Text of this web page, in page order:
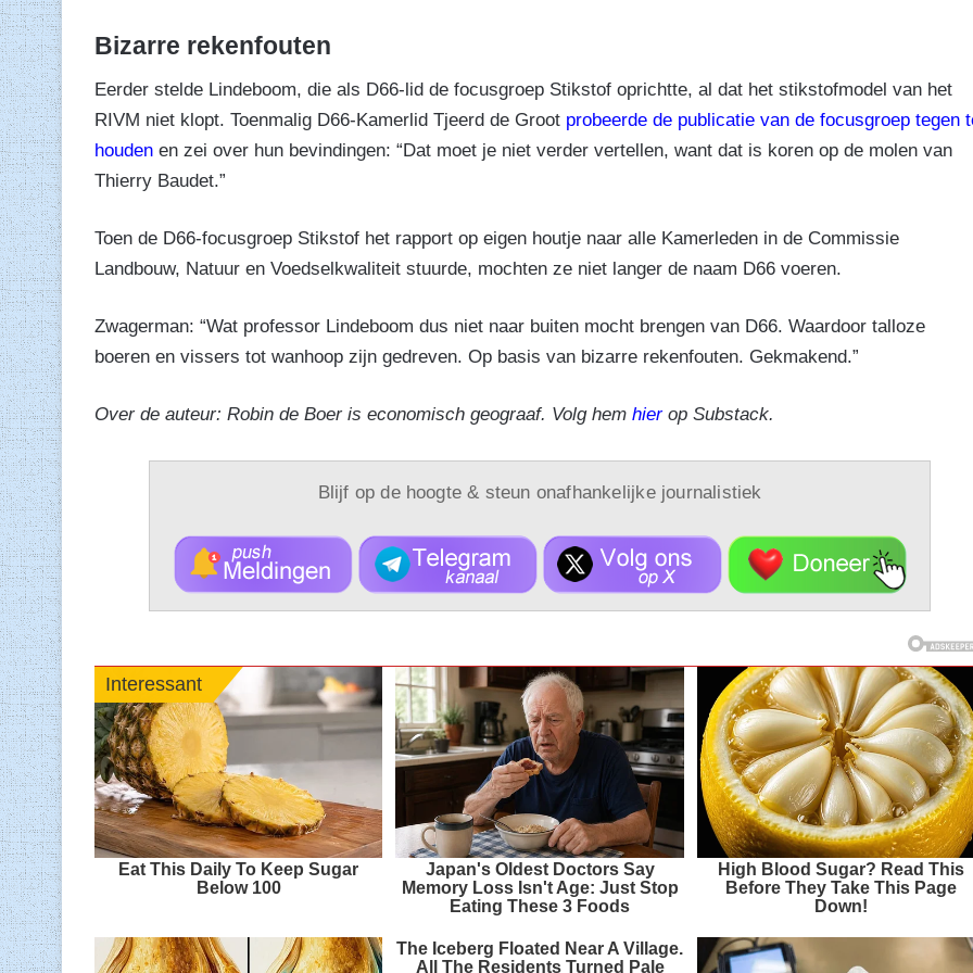
Bizarre rekenfouten
Eerder stelde Lindeboom, die als D66-lid de focusgroep Stikstof oprichtte, al dat het stikstofmodel van het
RIVM niet klopt. Toenmalig D66-Kamerlid Tjeerd de Groot probeerde de publicatie van de focusgroep tegen
houden en zei over hun bevindingen: “Dat moet je niet verder vertellen, want dat is koren op de molen van
Thierry Baudet.”
Toen de D66-focusgroep Stikstof het rapport op eigen houtje naar alle Kamerleden in de Commissie
Landbouw, Natuur en Voedselkwaliteit stuurde, mochten ze niet langer de naam D66 voeren.
Zwagerman: “Wat professor Lindeboom dus niet naar buiten mocht brengen van D66. Waardoor talloze
boeren en vissers tot wanhoop zijn gedreven. Op basis van bizarre rekenfouten. Gekmakend.”
Over de auteur: Robin de Boer is economisch geograaf. Volg hem hierop Substack.
Blijf op de hoogte & steun onafhankelijke journalistiek
Interessant
Eat This Daily To Keep Sugar
Below 100
Japan's Oldest Doctors Say
Memory Loss Isn't Age: Just Stop
Eating These 3 Foods
High Blood Sugar? Read This
Before They Take This Page
Down!
The Iceberg Floated Near A Village.
All The Residents Turned Pale